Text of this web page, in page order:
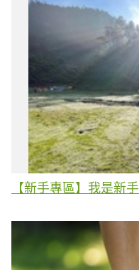
【新手專區】我是新